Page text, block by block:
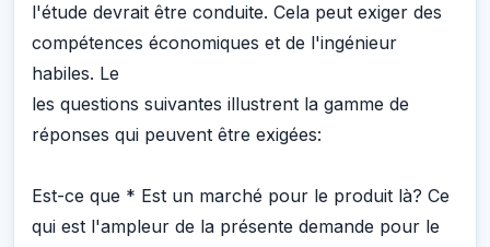
l'étude devrait être conduite. Cela peut exiger des
compétences économiques et de l'ingénieur
habiles. Le
les questions suivantes illustrent la gamme de
réponses qui peuvent être exigées:
Est-ce que * Est un marché pour le produit là? Ce
qui est l'ampleur de la présente demande pour le